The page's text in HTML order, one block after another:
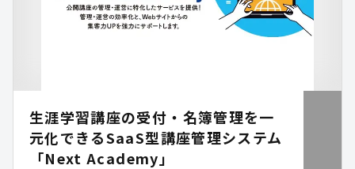
生涯学習講座の受付・名簿管理を一
元化できるSaaS型講座管理システム
「Next Academy」